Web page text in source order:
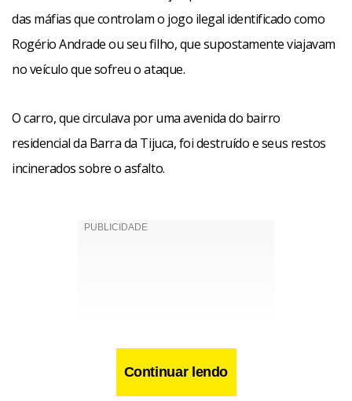
das máfias que controlam o jogo ilegal identificado como
Rogério Andrade ou seu filho, que supostamente viajavam
no veículo que sofreu o ataque.
O carro, que circulava por uma avenida do bairro
residencial da Barra da Tijuca, foi destruído e seus restos
incinerados sobre o asfalto.
Continuar lendo